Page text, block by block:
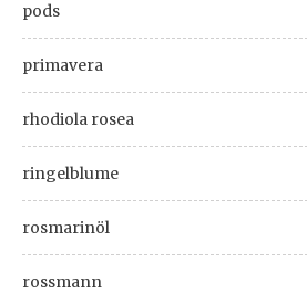
pods
primavera
rhodiola rosea
ringelblume
rosmarinöl
rossmann